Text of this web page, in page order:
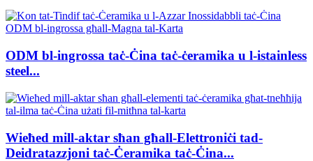
ODM bl-ingrossa taċ-Ċina taċ-ċeramika u l-istainless
steel...
Wieħed mill-aktar sħan għall-Elettroniċi tad-
Deidratazzjoni taċ-Ċeramika taċ-Ċina...